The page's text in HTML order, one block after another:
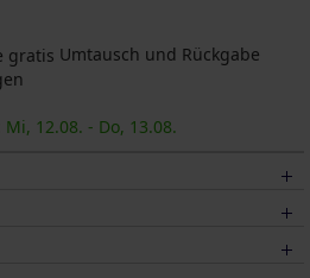
Umtausch und Rückgabe
12.08. - Do, 13.08.